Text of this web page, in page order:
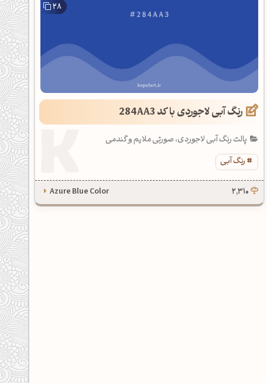
28
رنگ آبی لاجوردی با کد 284AA3
پالت رنگ آبی لاجوردی، صورتی ملایم و گندمی
رنگ آبی
2,310
Azure Blue Color